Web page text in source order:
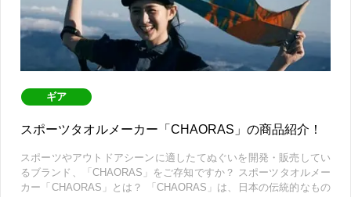
ギア
スポーツタオルメーカー「CHAORAS」の商品紹介！
スポーツやアウトドアシーンに適したてぬぐいを開発・販売してい
るブランド、「CHAORAS」をご存知ですか？ スポーツタオルメー
カー「CHAORAS」とは？ 「CHAORAS」は、日本の伝統的なもの